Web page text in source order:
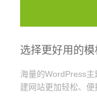
选择更好用的
海量的WordPress
建网站更加轻松、便